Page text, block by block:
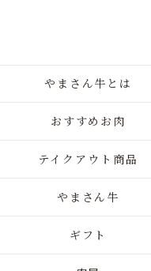
やまさん牛とは
おすすめお肉
テイクアウト商品
やまさん牛
ギフト